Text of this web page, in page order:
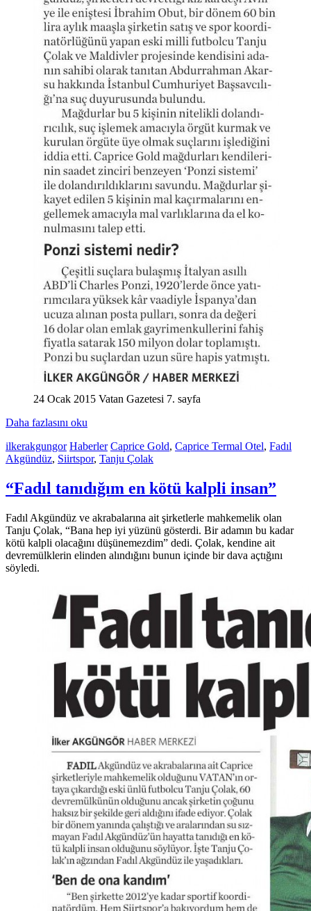
24 Ocak 2015 Vatan Gazetesi 7. sayfa
Daha fazlasını oku
ilkerakgungor Haberler Caprice Gold, Caprice Termal Otel, Fadıl
Akgündüz, Siirtspor, Tanju Çolak
“Fadıl tanıdığım en kötü kalpli insan”
Fadıl Akgündüz ve akrabalarına ait şirketlerle mahkemelik olan
Tanju Çolak, “Bana hep iyi yüzünü gösterdi. Bir adamın bu kadar
kötü kalpli olacağını düşünemezdim” dedi. Çolak, kendine ait
devremülklerin elinden alındığını bunun içinde bir dava açtığını
söyledi.